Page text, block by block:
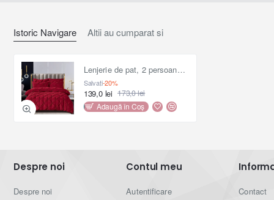
- pozele sunt cu titlu de prezentare, de aceea nuanțele pot fi
sensibil diferite în realitate datorită luminozității
și setărilede vizualizare aleecranului pe care sunt afișate.
Istoric Navigare Altii au cumparat si
Lenjerie de pat, 2 persoane, finet, 6 piese, UniDeluxe cu pliuri, rosu inchis, 230x250cm, LF908
Salvați-20%
139,0 lei 173,0 lei
Adaugă în Coş
Despre noi
Despre noi
Contul meu
Autentificare
Contact